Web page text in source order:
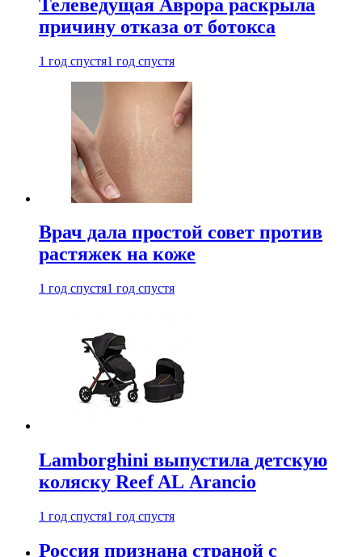
Телеведущая Аврора раскрыла
причину отказа от ботокса
1 год спустя1 год спустя
Врач дала простой совет против
растяжек на коже
1 год спустя1 год спустя
Lamborghini выпустила детскую
коляску Reef AL Arancio
1 год спустя1 год спустя
Россия признана страной с